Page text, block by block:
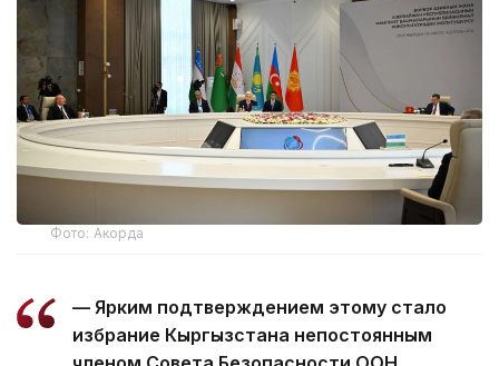
Фото: Акорда
— Ярким подтверждением этому стало
избрание Кыргызстана непостоянным